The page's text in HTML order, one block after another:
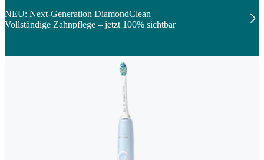
NEU: Next-Generation DiamondClean
Vollständige Zahnpflege – jetzt 100% sichtbar